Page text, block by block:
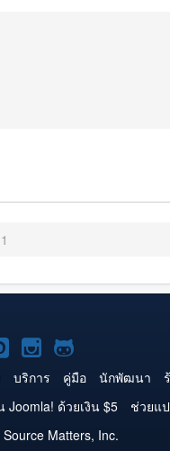
Joomla!
บน
Pinterest
Joomla!
บน
Instagram
Joomla!
บน
GitHub
บริการ คู่มือ นักพัฒนา
ด้วยเงิน $5 ช่วยแ
Matters, Inc.